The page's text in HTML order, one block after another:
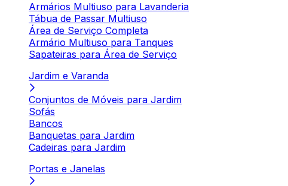
Armários Multiuso para Lavanderia
Tábua de Passar Multiuso
Área de Serviço Completa
Armário Multiuso para Tanques
Sapateiras para Área de Serviço
Jardim e Varanda
Conjuntos de Móveis para Jardim
Sofás
Bancos
Banquetas para Jardim
Cadeiras para Jardim
Portas e Janelas